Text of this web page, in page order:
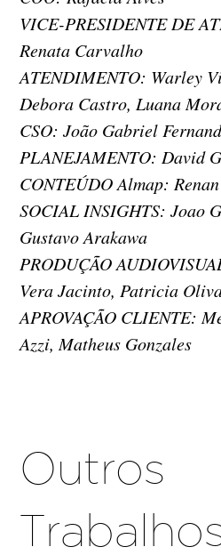
VICE-PRESIDENTE DE
Renata Carvalho
ATENDIMENTO: Warley
Debora Castro, Luana
CSO: João Gabriel
PLANEJAMENTO: David
CONTEÚDO Almap:
SOCIAL INSIGHTS: Joao
Gustavo Arakawa
PRODUÇÃO
Vera Jacinto, Patricia
APROVAÇÃO CLIENTE:
Azzi, Matheus Gonzales
Outros